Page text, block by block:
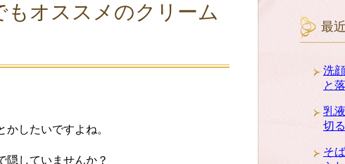
オススメのクリーム
したいですよね。
隠していませんか？
最
洗
と
乳
切
そ